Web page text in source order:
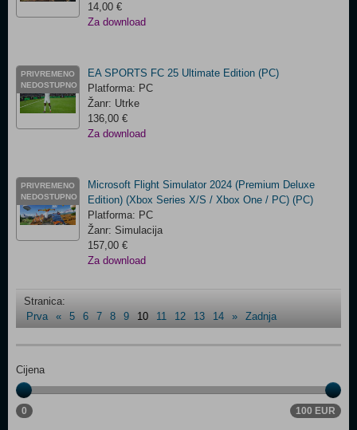
14,00 €
Za download
PRIVREMENO
NEDOSTUPNO
EA SPORTS FC 25 Ultimate Edition (PC)
Platforma: PC
Žanr: Utrke
136,00 €
Za download
PRIVREMENO
NEDOSTUPNO
Microsoft Flight Simulator 2024 (Premium Deluxe
Edition) (Xbox Series X/S / Xbox One / PC) (PC)
Platforma: PC
Žanr: Simulacija
157,00 €
Za download
Stranica:
Prva
« 5 6 7 8 9 10 11 12 13 14 » Zadnja
Cijena
0 100 EUR